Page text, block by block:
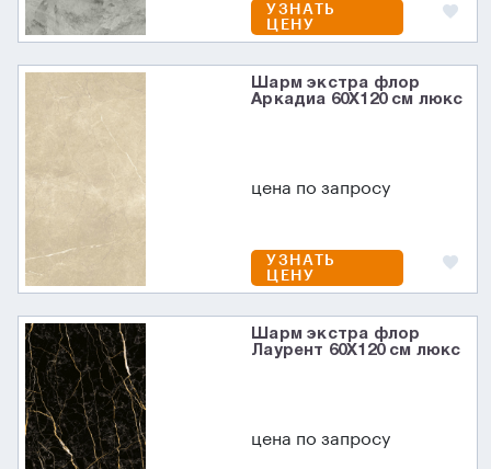
УЗНАТЬ
ЦЕНУ
Шарм экстра флор
Аркадиа 60X120 см люкс
цена по запросу
УЗНАТЬ
ЦЕНУ
Шарм экстра флор
Лаурент 60X120 см люкс
цена по запросу